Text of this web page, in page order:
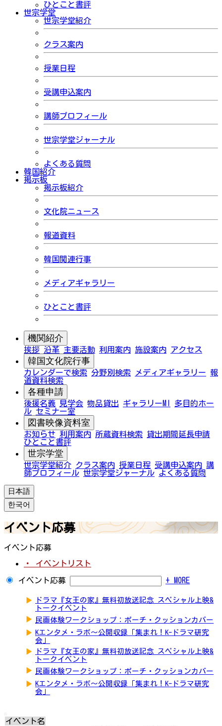
ひとこと書評
世宗学堂
世宗学堂紹介
クラス案内
授業日程
受講申込案内
講師プロフィール
世宗学堂ジャーナル
よくある質問
韓国紹介
掲示板
掲示板紹介
文化院ニュース
報道資料
韓国関連行事
メディアギャラリー
ひとこと書評
機関紹介
挨拶 沿革 主要活動 利用案内 施設案内 アクセス
韓国文化院行事
カレンダーで検索 分野別検索 メディアギャラリー 報
道資料検索
各種申請
後援名義 見学会 物品貸出 ギャラリーMI
多目的ホー
ル セミナー室
図書映像資料室
お知らせ 利用案内 所蔵資料検索
貸出期間延長申請
ひとこと書評
世宗学堂
世宗学堂紹介 クラス案内 授業日程 受講申込案内 講
師プロフィール 世宗学堂ジャーナル よくある質問
日本語
한국어
イベント応募
イベント応募
・ イベントリスト
イベント応募 + MORE
▶
ドラマ『女王の家』無料初放送記念 スペシャル上映&
トークイベント
▶ 民画体験ワークショップ：ポーチ・クッションカバー
▶ Kエンタメ・ラボ～公開収録「集まれ！K-ドラマ研究
会」
▶
ドラマ『女王の家』無料初放送記念 スペシャル上映&
トークイベント
▶ 民画体験ワークショップ：ポーチ・クッションカバー
▶ Kエンタメ・ラボ～公開収録「集まれ！K-ドラマ研究
会」
イベント名